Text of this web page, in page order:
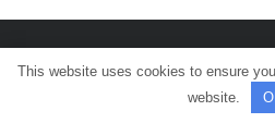
© 全著作権所
This website uses cookies to ensure
website.